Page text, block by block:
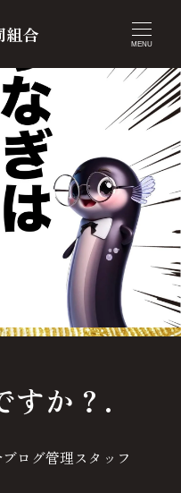
組合 MENU
すか？.
ログ管理スタッフ